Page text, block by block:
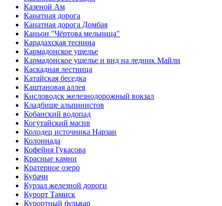
Казеной Ам
Канатная дорога
Канатная дорога Домбая
Каньон "Чёртова мельница"
Карадахская теснина
Кармадонское ущелье
Кармадонское ущелье и вид на ледник Майли
Каскадная лестница
Катайская беседка
Каштановая аллея
Кисловодск железнодорожный вокзал
Кладбище альпинистов
Кобанский водопад
Когутайский масив
Колодец источника Нарзан
Колоннада
Кофейня Гукасова
Красные камни
Кратерное озеро
Кубачи
Курзал железной дороги
Курорт Тамиск
Курортный бульвар